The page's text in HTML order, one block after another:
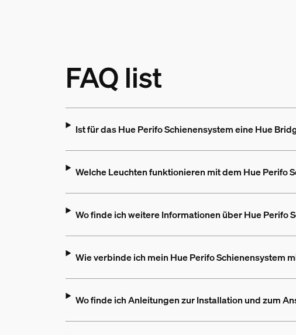
FAQ list
Ist für das Hue Perifo Schienensystem eine Hue
Welche Leuchten funktionieren mit dem Hue Perifo
Wo finde ich weitere Informationen über Hue Perifo
Wie verbinde ich mein Hue Perifo Schienensystem
Wo finde ich Anleitungen zur Installation und zum